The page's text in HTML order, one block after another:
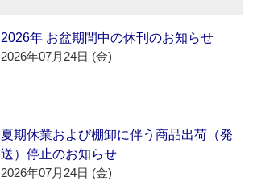
2026年 お盆期間中の休刊のお知らせ
2026年07月24日 (金)
夏期休業および棚卸に伴う商品出荷（発
送）停止のお知らせ
2026年07月24日 (金)